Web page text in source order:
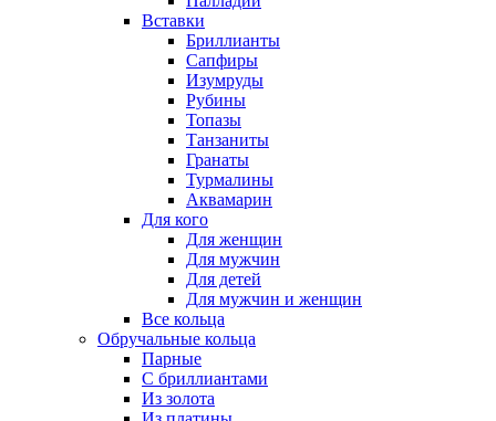
Вставки
Бриллианты
Сапфиры
Изумруды
Рубины
Топазы
Танзаниты
Гранаты
Турмалины
Аквамарин
Для кого
Для женщин
Для мужчин
Для детей
Для мужчин и женщин
Все кольца
Обручальные кольца
Парные
С бриллиантами
Из золота